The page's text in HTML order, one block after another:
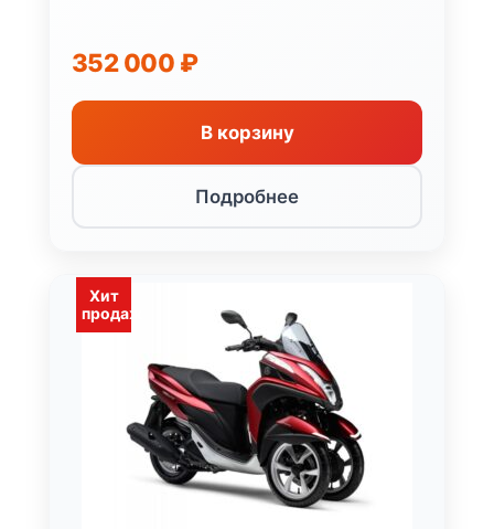
352 000 ₽
В корзину
Подробнее
Хит
продаж